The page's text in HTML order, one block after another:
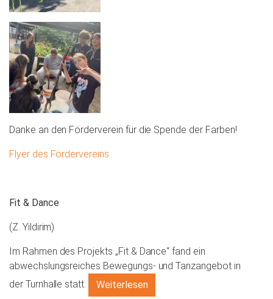
Danke an den Förderverein für die Spende der Farben!
Flyer des Fördervereins
Fit & Dance
(Z. Yildirim)
Im Rahmen des Projekts „Fit & Dance“ fand ein
abwechslungsreiches Bewegungs- und Tanzangebot in
der Turnhalle statt.
Weiterlesen